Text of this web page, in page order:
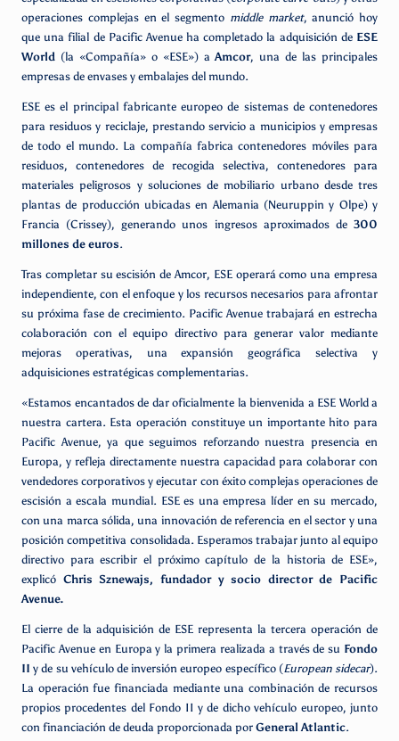
operaciones complejas en el segmento middle market, anunció hoy
que una filial de Pacific Avenue ha completado la adquisición de ESE
World (la «Compañía» o «ESE») aAmcor, una de las principales
empresas de envases y embalajes del mundo.
ESE es el principal fabricante europeo de sistemas de contenedores
para residuos y reciclaje, prestando servicio a municipios y empresas
de todo el mundo. La compañía fabrica contenedores móviles para
residuos, contenedores de recogida selectiva, contenedores para
materiales peligrosos y soluciones de mobiliario urbano desde tres
plantas de producción ubicadas en Alemania (Neuruppin y Olpe) y
Francia (Crissey), generando unos ingresos aproximados de 300
millones de euros.
Tras completar su escisión de Amcor, ESE operará como una empresa
independiente, con el enfoque y los recursos necesarios para afrontar
su próxima fase de crecimiento. Pacific Avenue trabajará en estrecha
colaboración con el equipo directivo para generar valor mediante
mejoras operativas, una expansión geográfica selectiva y
adquisiciones estratégicas complementarias.
«Estamos encantados de dar oficialmente la bienvenida a ESE World a
nuestra cartera. Esta operación constituye un importante hito para
Pacific Avenue, ya que seguimos reforzando nuestra presencia en
Europa, y refleja directamente nuestra capacidad para colaborar con
vendedores corporativos y ejecutar con éxito complejas operaciones de
escisión a escala mundial. ESE es una empresa líder en su mercado,
con una marca sólida, una innovación de referencia en el sector y una
posición competitiva consolidada. Esperamos trabajar junto al equipo
directivo para escribir el próximo capítulo de la historia de ESE»,
explicó Chris Sznewajs, fundador y socio director de Pacific
Avenue.
El cierre de la adquisición de ESE representa la tercera operación de
Pacific Avenue en Europa y la primera realizada a través de su Fondo
II y de su vehículo de inversión europeo específico (European sidecar).
La operación fue financiada mediante una combinación de recursos
propios procedentes del Fondo II y de dicho vehículo europeo, junto
con financiación de deuda proporcionada por General Atlantic.